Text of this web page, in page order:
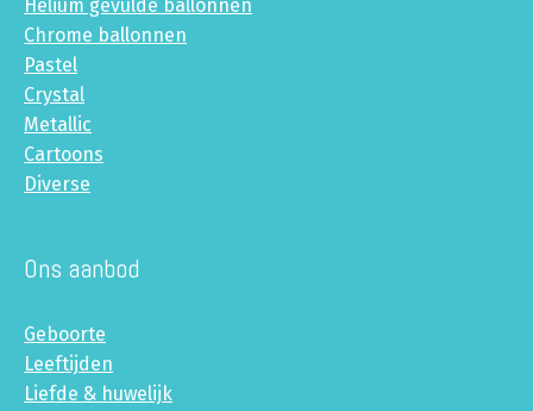
Helium gevulde ballonnen
Chrome ballonnen
Pastel
Crystal
Metallic
Cartoons
Diverse
Ons aanbod
Geboorte
Leeftijden
Liefde & huwelijk